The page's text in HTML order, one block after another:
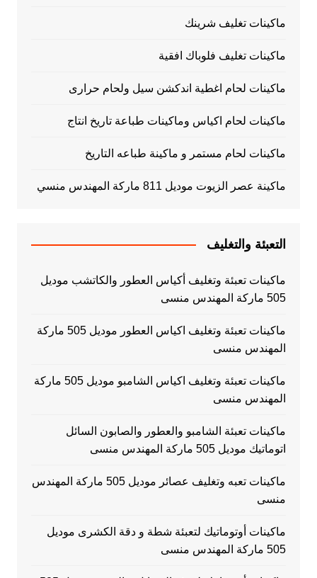
ماكينات تغليف شرينك
ماكينات تغليف فلوباك افقية
ماكينات لحام اغطية اندكشن سيل ولحام حرارى
ماكينات لحام اكياس وماكينات طباعة تاريخ انتاج
ماكينات لحام مستمر و ماكينة طباعه التاريخ
ماكينة عصر الزيوت موديل 811 ماركة المهندس منسي
التعبئة والتغليف
ماكينات تعبئة وتغليف أكياس العطور والكاتشب موديل
505 ماركة المهندس منسى
ماكينات تعبئة وتغليف اكياس العطور موديل 505 ماركة
المهندس منسى
ماكينات تعبئة وتغليف اكياس الشامبو موديل 505 ماركة
المهندس منسى
ماكينات تعبئة الشامبو والعطور والصابون السائل
اتوماتيك موديل 505 ماركة المهندس منسى
ماكينات تعبه وتغليف عصائر موديل 505 ماركة المهندس
منسى
ماكينات أوتوماتيك لتعبئة شطة و دقة الكشرى موديل
505 ماركة المهندس منسى